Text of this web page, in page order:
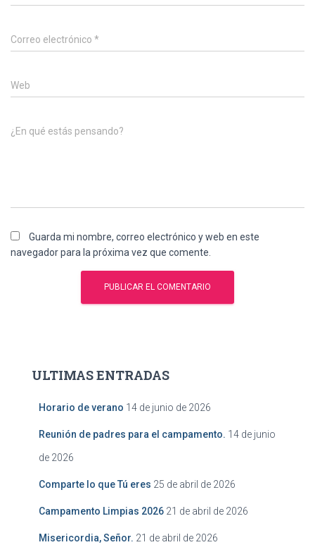
Correo electrónico *
Web
¿En qué estás pensando?
Guarda mi nombre, correo electrónico y web en este
navegador para la próxima vez que comente.
ULTIMAS ENTRADAS
Horario de verano 14 de junio de 2026
Reunión de padres para el campamento. 14 de junio
de 2026
Comparte lo que Tú eres 25 de abril de 2026
Campamento Limpias 2026 21 de abril de 2026
Misericordia, Señor. 21 de abril de 2026